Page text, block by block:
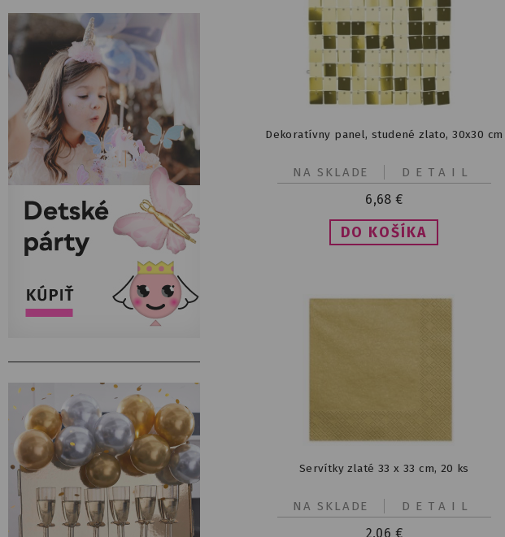
Dekoratívny panel, studené zlato, 30x30 cm
6,68 €
DETAIL
NA SKLADE
Servítky zlaté 33 x 33 cm, 20 ks
2,06 €
DETAIL
NA SKLADE